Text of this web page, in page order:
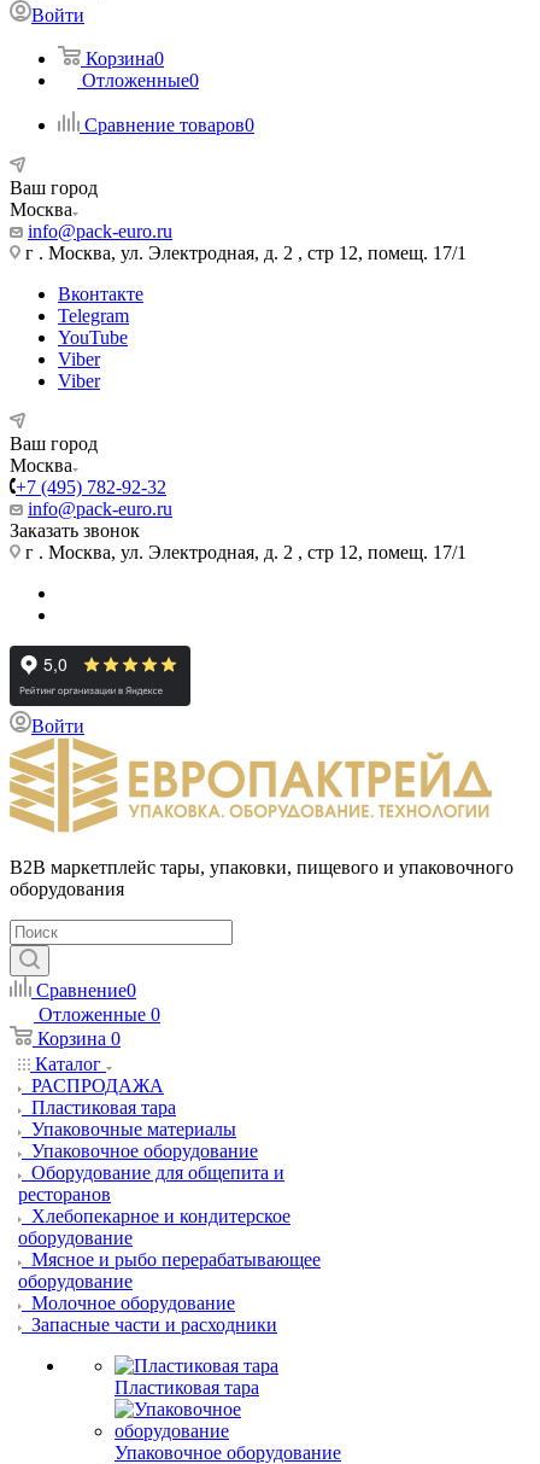
Войти
Корзина0
Отложенные0
Сравнение товаров0
Ваш город
Москва
info@pack-euro.ru
г . Москва, ул. Электродная, д. 2 , стр 12, помещ. 17/1
Вконтакте
Telegram
YouTube
Viber
Viber
Ваш город
Москва
+7 (495) 782-92-32
info@pack-euro.ru
Заказать звонок
г . Москва, ул. Электродная, д. 2 , стр 12, помещ. 17/1
Войти
B2B маркетплейс тары, упаковки, пищевого и упаковочного
оборудования
Сравнение0
Отложенные 0
Корзина 0
Каталог
РАСПРОДАЖА
Пластиковая тара
Упаковочные материалы
Упаковочное оборудование
Оборудование для общепита и
ресторанов
Хлебопекарное и кондитерское
оборудование
Мясное и рыбо перерабатывающее
оборудование
Молочное оборудование
Запасные части и расходники
Пластиковая тара
Упаковочное оборудование